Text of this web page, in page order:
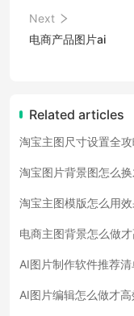
Next
电商产品图片ai
Related articles
淘宝主图尺寸设置全
淘宝图片背景图怎么
淘宝主图模版怎么用
电商主图背景怎么做
AI图片制作软件推荐
AI图片编辑怎么做才